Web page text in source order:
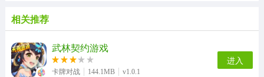
相关推荐
武林契约游戏
卡牌对战 144.1MB v1.0.1
进入